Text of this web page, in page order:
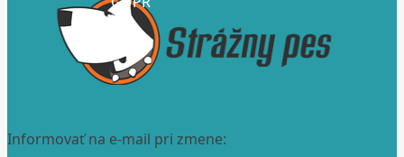
Informovať na e-mail pri zmene: